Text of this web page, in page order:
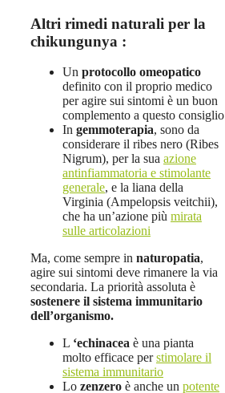
Altri rimedi naturali per la
chikungunya :
Un protocollo omeopatico
definito con il proprio medico
per agire sui sintomi è un buon
complemento a questo consiglio
In gemmoterapia, sono da
considerare il ribes nero (Ribes
Nigrum), per la sua azione
antinfiammatoria e stimolante
generale, e la liana della
Virginia (Ampelopsis veitchii),
che ha un’azione più mirata
sulle articolazioni
Ma, come sempre in naturopatia,
agire sui sintomi deve rimanere la via
secondaria. La priorità assoluta è
sostenere il sistema immunitario
dell’organismo.
L ‘echinacea è una pianta
molto efficace perstimolare il
sistema immunitario
Lo zenzero è anche un potente